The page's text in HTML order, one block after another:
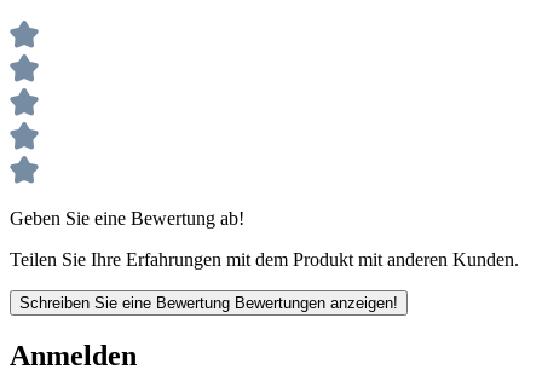
Geben Sie eine Bewertung ab!
Teilen Sie Ihre Erfahrungen mit dem Produkt mit anderen Kunden.
Schreiben Sie eine Bewertung Bewertungen anzeigen!
Anmelden